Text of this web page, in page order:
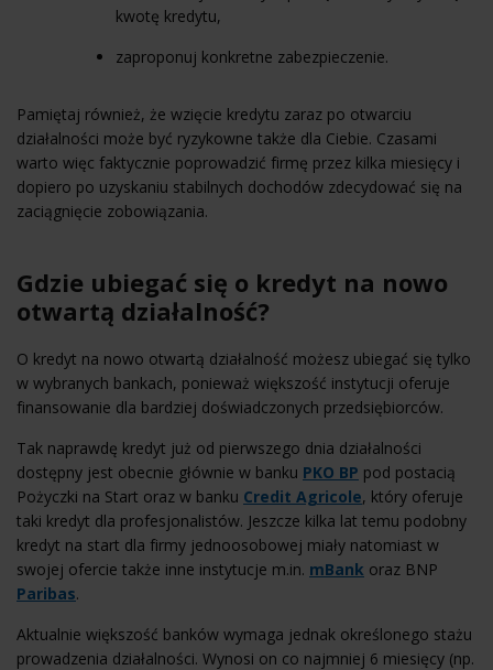
kwotę kredytu,
zaproponuj konkretne zabezpieczenie.
Pamiętaj również, że wzięcie kredytu zaraz po otwarciu
działalności może być ryzykowne także dla Ciebie. Czasami
warto więc faktycznie poprowadzić firmę przez kilka miesięcy i
dopiero po uzyskaniu stabilnych dochodów zdecydować się na
zaciągnięcie zobowiązania.
Gdzie ubiegać się o kredyt na nowo
otwartą działalność?
O kredyt na nowo otwartą działalność możesz ubiegać się tylko
w wybranych bankach, ponieważ większość instytucji oferuje
finansowanie dla bardziej doświadczonych przedsiębiorców.
Tak naprawdę kredyt już od pierwszego dnia działalności
dostępny jest obecnie głównie w banku PKO BP pod postacią
Pożyczki na Start oraz w banku Credit Agricole, który oferuje
taki kredyt dla profesjonalistów. Jeszcze kilka lat temu podobny
kredyt na start dla firmy jednoosobowej miały natomiast w
swojej ofercie także inne instytucje m.in. mBank oraz BNP
Paribas.
Aktualnie większość banków wymaga jednak określonego stażu
prowadzenia działalności. Wynosi on co najmniej 6 miesięcy (np.